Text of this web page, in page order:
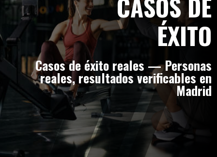
ÉXITO
Casos de éxito reales — Personas
reales, resultados verificables en
Madrid